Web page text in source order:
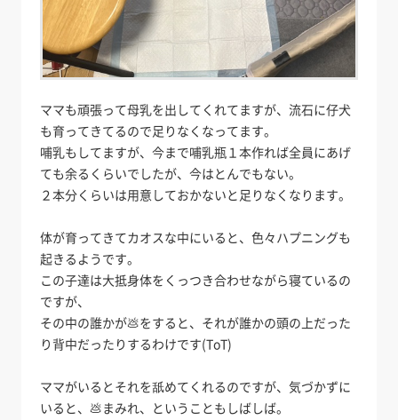
ママも頑張って母乳を出してくれてますが、流石に仔犬
も育ってきてるので足りなくなってます。
哺乳もしてますが、今まで哺乳瓶１本作れば全員にあげ
ても余るくらいでしたが、今はとんでもない。
２本分くらいは用意しておかないと足りなくなります。
体が育ってきてカオスな中にいると、色々ハプニングも
起きるようです。
この子達は大抵身体をくっつき合わせながら寝ているの
ですが、
その中の誰かが💩をすると、それが誰かの頭の上だった
り背中だったりするわけです(ToT)
ママがいるとそれを舐めてくれるのですが、気づかずに
いると、💩まみれ、ということもしばしば。